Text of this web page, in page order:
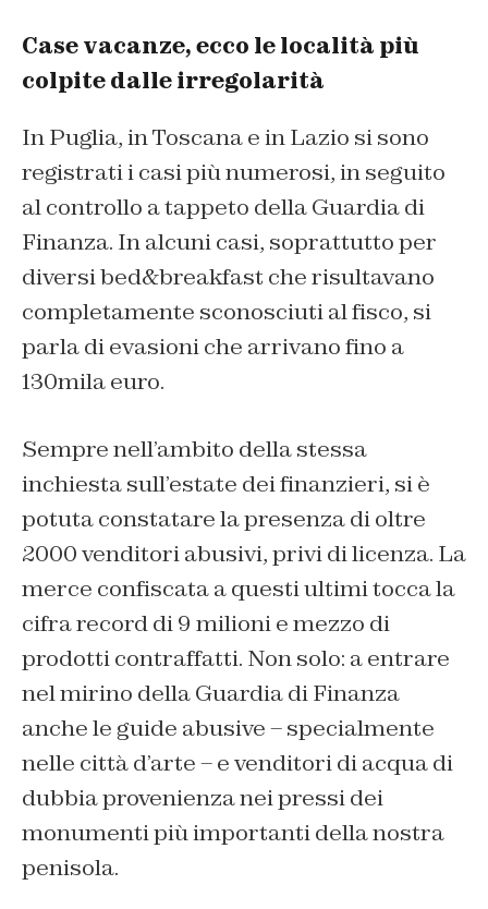
Case vacanze, ecco le località più
colpite dalle irregolarità
In Puglia, in Toscana e in Lazio si sono
registrati i casi più numerosi, in seguito
al controllo a tappeto della Guardia di
Finanza. In alcuni casi, soprattutto per
diversi bed&breakfast che risultavano
completamente sconosciuti al fisco, si
parla di evasioni che arrivano fino a
130mila euro.
Sempre nell’ambito della stessa
inchiesta sull’estate dei finanzieri, si è
potuta constatare la presenza di oltre
2000 venditori abusivi, privi di licenza. La
merce confiscata a questi ultimi tocca la
cifra record di 9 milioni e mezzo di
prodotti contraffatti. Non solo: a entrare
nel mirino della Guardia di Finanza
anche le guide abusive – specialmente
nelle città d’arte – e venditori di acqua di
dubbia provenienza nei pressi dei
monumenti più importanti della nostra
penisola.